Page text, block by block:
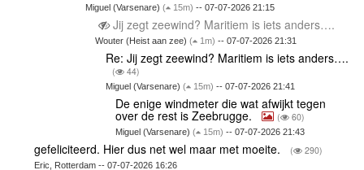
Miguel (Varsenare) ( 15m) -- 07-07-2026 21:15
Jij zegt zeewind? Maritiem is iets anders….
Wouter (Heist aan zee)( 1m) -- 07-07-2026 21:31
Re: Jij zegt zeewind? Maritiem is iets anders….
( 44)
Miguel (Varsenare) ( 15m) -- 07-07-2026 21:41
De enige windmeter die wat afwijkt tegen
over de rest is Zeebrugge. ( 60)
Miguel (Varsenare)( 15m) -- 07-07-2026 21:43
gefeliciteerd. Hier dus net wel maar met moeite. ( 290)
Eric, Rotterdam -- 07-07-2026 16:26